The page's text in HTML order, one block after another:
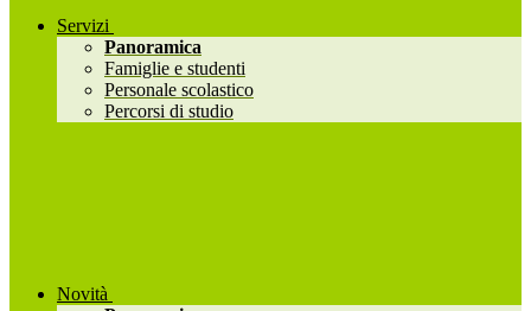
Servizi
Panoramica
Famiglie e studenti
Personale scolastico
Percorsi di studio
Novità